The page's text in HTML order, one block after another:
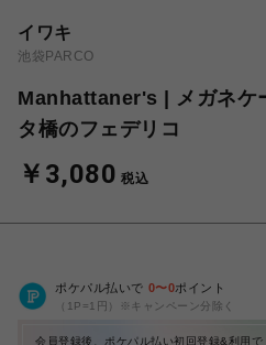
イワキ
池袋PARCO
Manhattaner's | メガネ
タ橋のフェデリコ
￥3,080 税込
ポケパル払いで 0〜0ポイント
（1P=1円）※キャンペーン分除く
会員登録後、ポケパル払い初回登録&利用で